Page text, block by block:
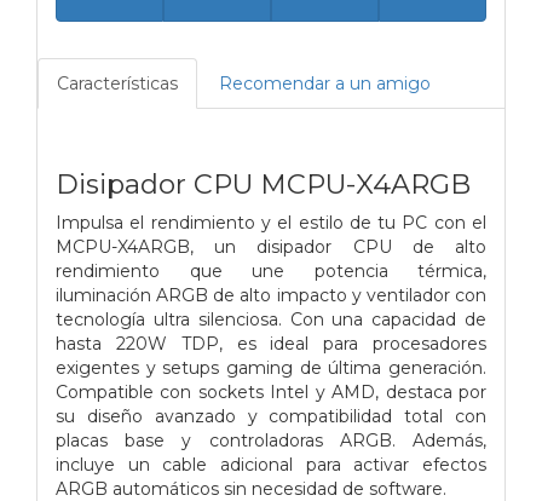
Características Recomendar a un amigo
Disipador CPU MCPU-X4ARGB
Impulsa el rendimiento y el estilo de tu PC con el
MCPU-X4ARGB, un disipador CPU de alto
rendimiento que une potencia térmica,
iluminación ARGB de alto impacto y ventilador con
tecnología ultra silenciosa. Con una capacidad de
hasta 220W TDP, es ideal para procesadores
exigentes y setups gaming de última generación.
Compatible con sockets Intel y AMD, destaca por
su diseño avanzado y compatibilidad total con
placas base y controladoras ARGB. Además,
incluye un cable adicional para activar efectos
ARGB automáticos sin necesidad de software.